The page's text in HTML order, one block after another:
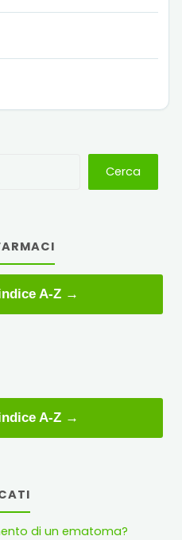
Cerca
A-Z →
A-Z →
di un ematoma?